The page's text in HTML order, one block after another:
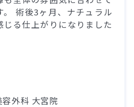
。 術後3ヶ月、ナチュラル
じる仕上がりになりました
外科 大宮院